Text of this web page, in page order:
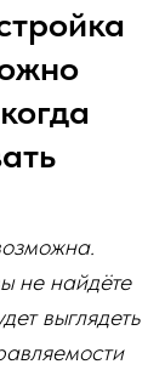
не найдёте
выглядеть